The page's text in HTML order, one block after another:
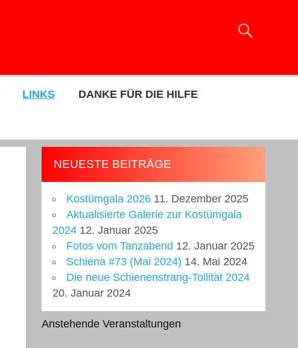
LINKS DANKE FÜR DIE HILFE
NEUESTE BEITRÄGE
Kostümgala 2026 11. Dezember 2025
Aktualisierte Galerie zur Kostümgala
2024 12. Januar 2025
Fotos vom Tanzabend 12. Januar 2025
Schiena #73 (Mai 2024) 14. Mai 2024
Die neue Schienenstrang-Tollität 2024
20. Januar 2024
Anstehende Veranstaltungen